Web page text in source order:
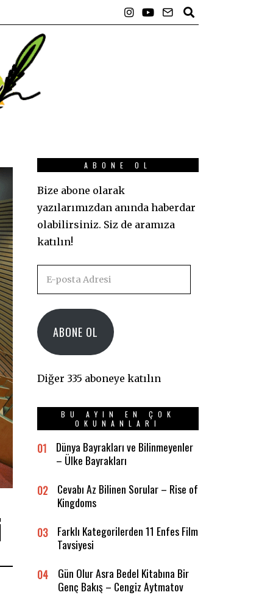
ABONE OL
Bize abone olarak
yazılarımızdan anında haberdar
olabilirsiniz. Siz de aramıza
katılın!
Adresi
ABONE OL
Diğer 335 aboneye katılın
BU AYIN EN ÇOK
OKUNANLARI
01
Dünya Bayrakları ve Bilinmeyenler
– Ülke Bayrakları
02
Cevabı Az Bilinen Sorular – Rise of
Kingdoms
03
Farklı Kategorilerden 11 Enfes Film
Tavsiyesi
04
Gün Olur Asra Bedel Kitabına Bir
Genç Bakış – Cengiz Aytmatov